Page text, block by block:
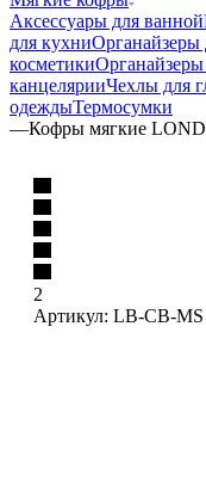
Аксессуары для ванной
для кухниОрганайзеры
косметики
канцелярииЧехлы для
одеждыТермосумки
—Кофры мягкие
2
Артикул: LB-CB-MS